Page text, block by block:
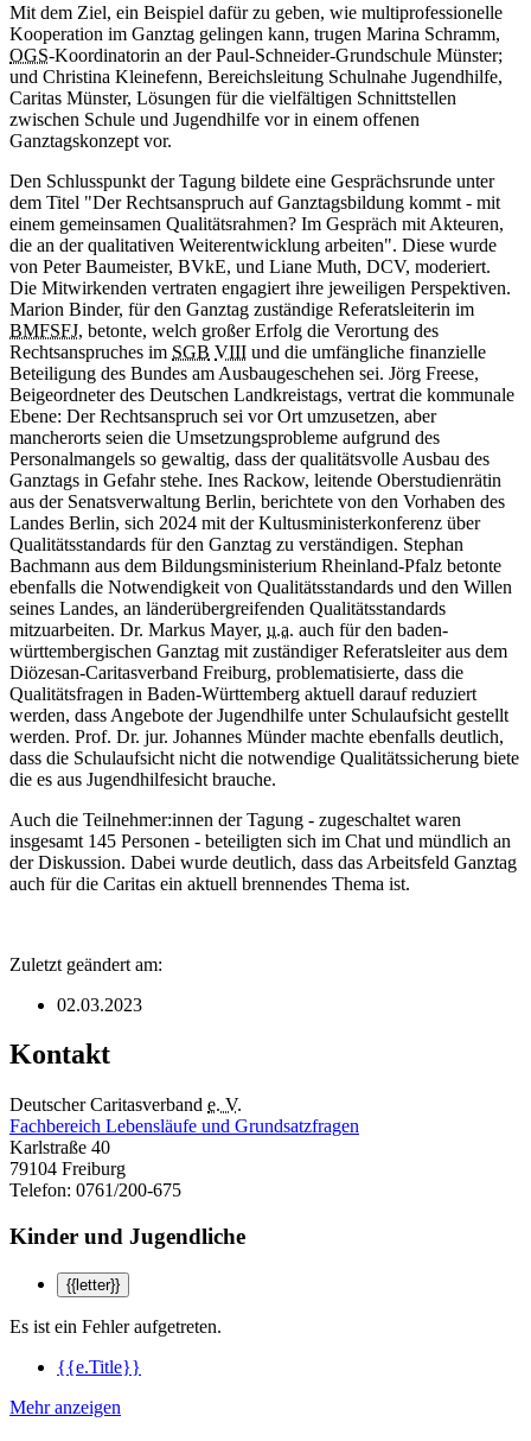
Mit dem Ziel, ein Beispiel dafür zu geben, wie multiprofessionelle
Kooperation im Ganztag gelingen kann, trugen Marina Schramm,
OGS-Koordinatorin an der Paul-Schneider-Grundschule Münster;
und Christina Kleinefenn, Bereichsleitung Schulnahe Jugendhilfe,
Caritas Münster, Lösungen für die vielfältigen Schnittstellen
zwischen Schule und Jugendhilfe vor in einem offenen
Ganztagskonzept vor.
Den Schlusspunkt der Tagung bildete eine Gesprächsrunde unter
dem Titel "Der Rechtsanspruch auf Ganztagsbildung kommt - mit
einem gemeinsamen Qualitätsrahmen? Im Gespräch mit Akteuren,
die an der qualitativen Weiterentwicklung arbeiten". Diese wurde
von Peter Baumeister, BVkE, und Liane Muth, DCV, moderiert.
Die Mitwirkenden vertraten engagiert ihre jeweiligen Perspektiven.
Marion Binder, für den Ganztag zuständige Referatsleiterin im
BMFSFJ, betonte, welch großer Erfolg die Verortung des
Rechtsanspruches im SGB VIII und die umfängliche finanzielle
Beteiligung des Bundes am Ausbaugeschehen sei. Jörg Freese,
Beigeordneter des Deutschen Landkreistags, vertrat die kommunale
Ebene: Der Rechtsanspruch sei vor Ort umzusetzen, aber
mancherorts seien die Umsetzungsprobleme aufgrund des
Personalmangels so gewaltig, dass der qualitätsvolle Ausbau des
Ganztags in Gefahr stehe. Ines Rackow, leitende Oberstudienrätin
aus der Senatsverwaltung Berlin, berichtete von den Vorhaben des
Landes Berlin, sich 2024 mit der Kultusministerkonferenz über
Qualitätsstandards für den Ganztag zu verständigen. Stephan
Bachmann aus dem Bildungsministerium Rheinland-Pfalz betonte
ebenfalls die Notwendigkeit von Qualitätsstandards und den Willen
seines Landes, an länderübergreifenden Qualitätsstandards
mitzuarbeiten. Dr. Markus Mayer, u.a. auch für den baden-
württembergischen Ganztag mit zuständiger Referatsleiter aus dem
Diözesan-Caritasverband Freiburg, problematisierte, dass die
Qualitätsfragen in Baden-Württemberg aktuell darauf reduziert
werden, dass Angebote der Jugendhilfe unter Schulaufsicht gestellt
werden. Prof. Dr. jur. Johannes Münder machte ebenfalls deutlich,
dass die Schulaufsicht nicht die notwendige Qualitätssicherung biete
die es aus Jugendhilfesicht brauche.
Auch die Teilnehmer:innen der Tagung - zugeschaltet waren
insgesamt 145 Personen - beteiligten sich im Chat und mündlich an
der Diskussion. Dabei wurde deutlich, dass das Arbeitsfeld Ganztag
auch für die Caritas ein aktuell brennendes Thema ist.
Zuletzt geändert am:
02.03.2023
Kontakt
Deutscher Caritasverband e. V.
Fachbereich Lebensläufe und Grundsatzfragen
Karlstraße 40
79104 Freiburg
Telefon: 0761/200-675
Kinder und Jugendliche
{{letter}}
Es ist ein Fehler aufgetreten.
{{e.Title}}
Mehr anzeigen